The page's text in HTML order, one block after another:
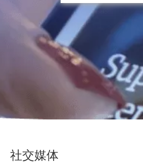
社交媒体